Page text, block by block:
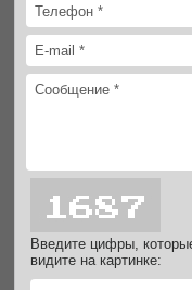
Введите цифры,
видите на картинке: